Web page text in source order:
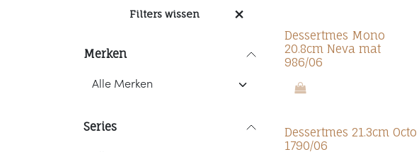
Filters wissen
Merken
Series
Dessertmes Mono
20.8cm Neva mat
986/06
Dessertmes 21.3cm Octo
1790/06